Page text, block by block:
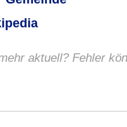
aktuell? Fehler